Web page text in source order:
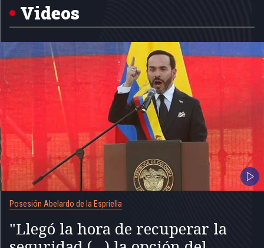
Videos
Posesión Abelardo de la Espriella
"Llegó la hora de recuperar la